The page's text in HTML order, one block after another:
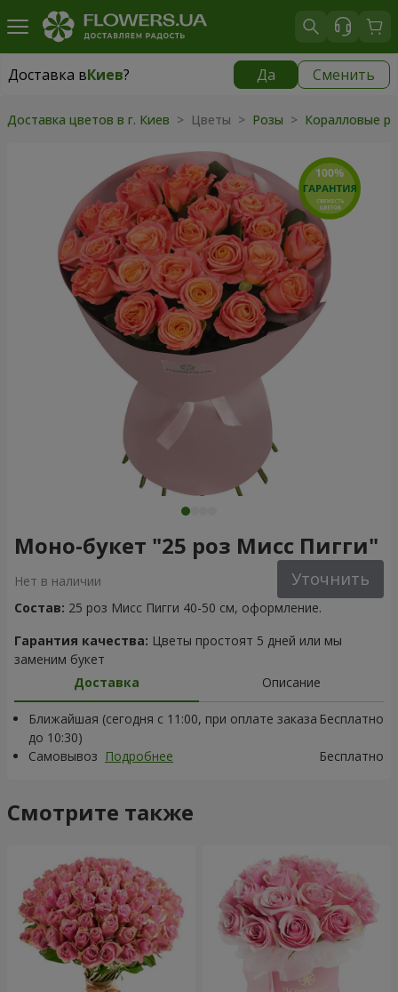
Доставка вКиев? Да Сменить
Доставка вКиев
Доставка цветов в г. Киев > Цветы > Розы > Коралловые
Моно-букет "25 роз Мисс Пигги"
Нет в наличии Уточнить
Состав: 25 роз Мисс Пигги 40-50 см, оформление.
Гарантия качества: Цветы простоят 5 дней или мы
заменим букет
Доставка
Описание
Ближайшая (сегодня с 11:00, при оплате заказа
до 10:30)
Бесплатно
Самовывоз Подробнее Бесплатно
Смотрите также